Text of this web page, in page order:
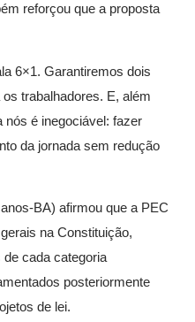
reforçou que a proposta
6×1. Garantiremos dois
trabalhadores. E, além
nós é inegociável: fazer
da jornada sem redução
BA) afirmou que a PEC
na Constituição,
cada categoria
posteriormente
de lei.